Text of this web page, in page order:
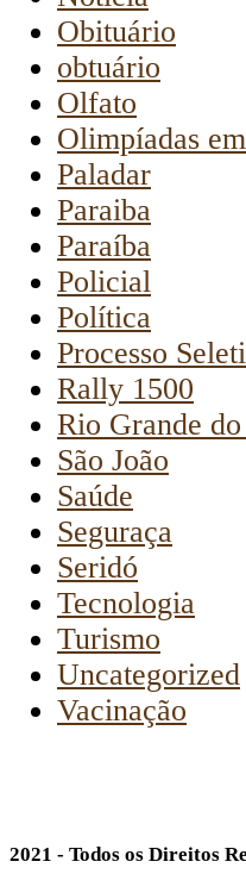
Obituário
obtuário
Olfato
Olimpíadas
Paladar
Paraiba
Paraíba
Policial
Política
Processo
Rally 1500
Rio Grande
São João
Saúde
Seguraça
Seridó
Tecnologia
Turismo
Uncategorized
Vacinação
2021 - Todos os Direitos